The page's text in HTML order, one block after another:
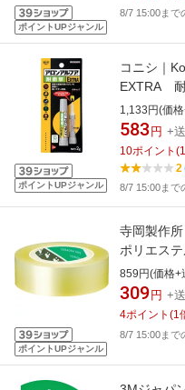
ポイントUPジャンル
8/7 15:00まで
ポイントUPジャンル
コニシ｜
EXTRA
1,133円(価
583 円 +
10ポイント (1
2
8/7 15:00まで
ポイントUPジャンル
寺岡製作
ポリエス
＃
859円(価格+
309 円 +
4ポイント (1
8/7 15:00まで